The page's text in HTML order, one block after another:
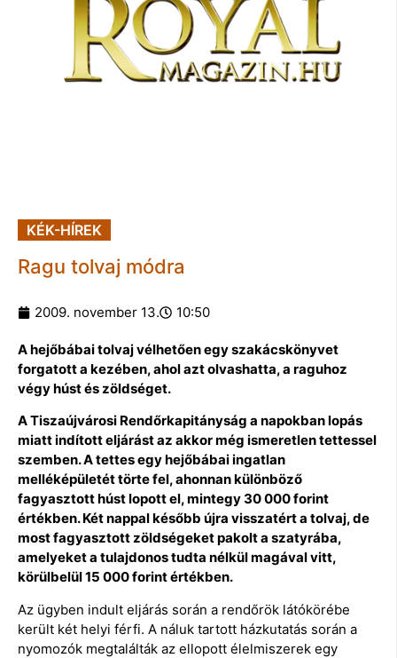
KÉK-HÍREK
Ragu tolvaj módra
2009. november 13. 10:50
A hejőbábai tolvaj vélhetően egy szakácskönyvet
forgatott a kezében, ahol azt olvashatta, a raguhoz
végy húst és zöldséget.
A Tiszaújvárosi Rendőrkapitányság a napokban lopás
miatt indított eljárást az akkor még ismeretlen tettessel
szemben. A tettes egy hejőbábai ingatlan
melléképületét törte fel, ahonnan különböző
fagyasztott húst lopott el, mintegy 30 000 forint
értékben. Két nappal később újra visszatért a tolvaj, de
most fagyasztott zöldségeket pakolt a szatyrába,
amelyeket a tulajdonos tudta nélkül magával vitt,
körülbelül 15 000 forint értékben.
Az ügyben indult eljárás során a rendőrök látókörébe
került két helyi férfi. A náluk tartott házkutatás során a
nyomozók megtalálták az ellopott élelmiszerek egy